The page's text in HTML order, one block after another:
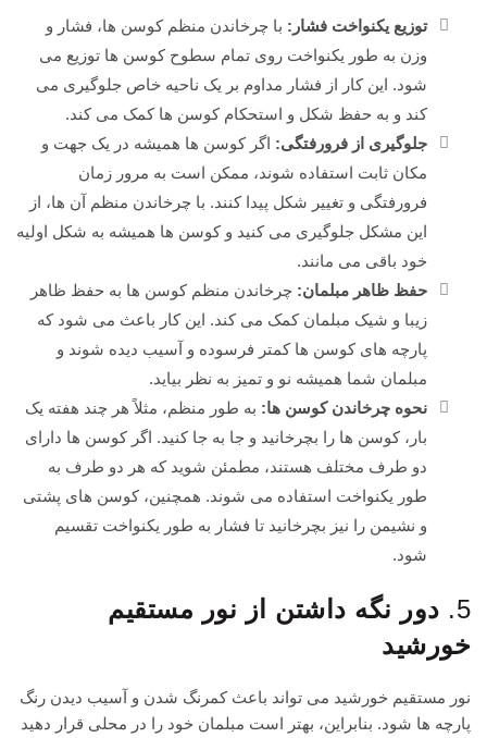
توزیع یکنواخت فشار: با چرخاندن منظم کوسن ها، فشار و
وزن به طور یکنواخت روی تمام سطوح کوسن ها توزیع می
شود. این کار از فشار مداوم بر یک ناحیه خاص جلوگیری می
کند و به حفظ شکل و استحکام کوسن ها کمک می کند.
جلوگیری از فرورفتگی: اگر کوسن ها همیشه در یک جهت و
مکان ثابت استفاده شوند، ممکن است به مرور زمان
فرورفتگی و تغییر شکل پیدا کنند. با چرخاندن منظم آن ها، از
این مشکل جلوگیری می کنید و کوسن ها همیشه به شکل اولیه
خود باقی می مانند.
حفظ ظاهر مبلمان: چرخاندن منظم کوسن ها به حفظ ظاهر
زیبا و شیک مبلمان کمک می کند. این کار باعث می شود که
پارچه های کوسن ها کمتر فرسوده و آسیب دیده شوند و
مبلمان شما همیشه نو و تمیز به نظر بیاید.
نحوه چرخاندن کوسن ها: به طور منظم، مثلاً هر چند هفته یک
بار، کوسن ها را بچرخانید و جا به جا کنید. اگر کوسن ها دارای
دو طرف مختلف هستند، مطمئن شوید که هر دو طرف به
طور یکنواخت استفاده می شوند. همچنین، کوسن های پشتی
و نشیمن را نیز بچرخانید تا فشار به طور یکنواخت تقسیم
شود.
5.
دور نگه داشتن از نور مستقیم
خورشید
نور مستقیم خورشید می تواند باعث کمرنگ شدن و آسیب دیدن رنگ
پارچه ها شود. بنابراین، بهتر است مبلمان خود را در محلی قرار دهید